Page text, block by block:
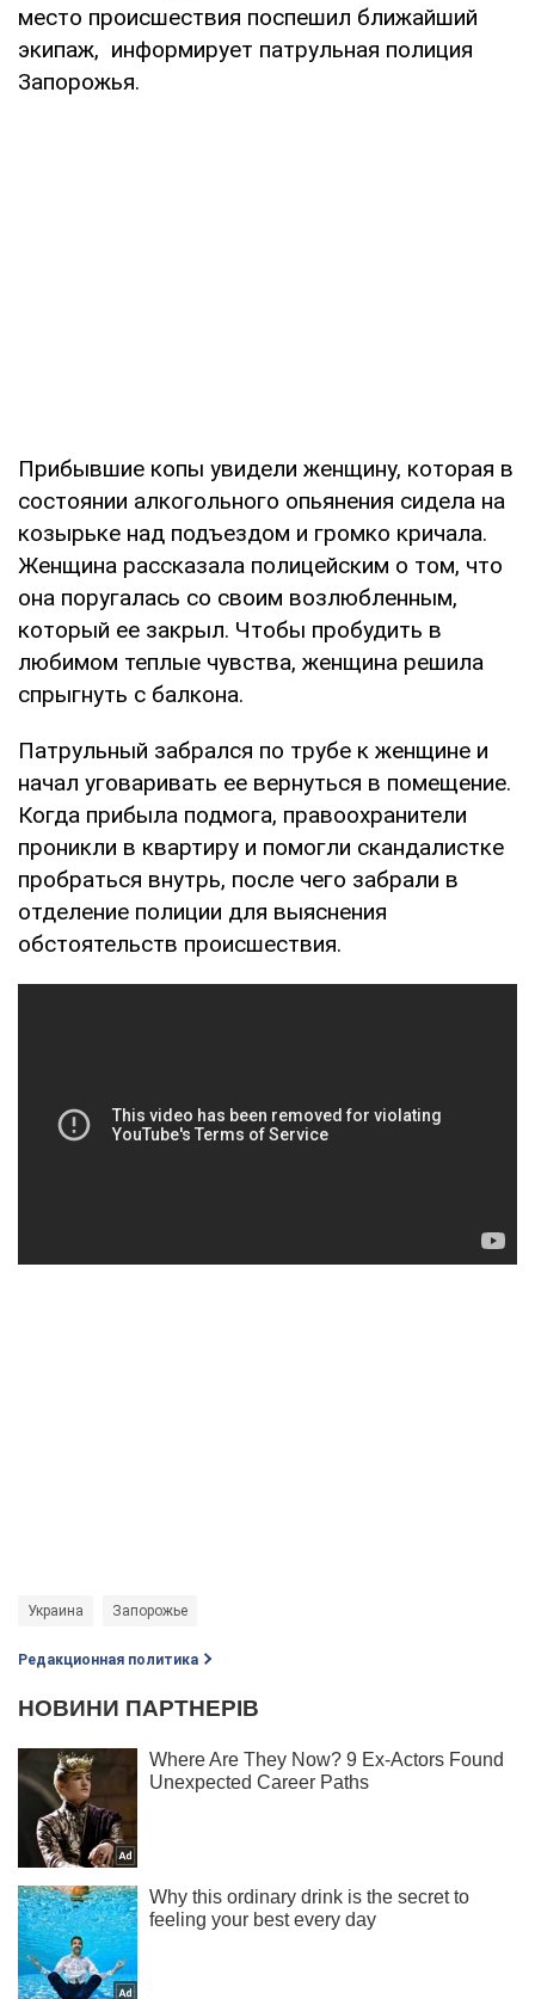
место происшествия поспешил ближайший
экипаж, информирует патрульная полиция
Запорожья.
Прибывшие копы увидели женщину, которая в
состоянии алкогольного опьянения сидела на
козырьке над подъездом и громко кричала.
Женщина рассказала полицейским о том, что
она поругалась со своим возлюбленным,
который ее закрыл. Чтобы пробудить в
любимом теплые чувства, женщина решила
спрыгнуть с балкона.
Патрульный забрался по трубе к женщине и
начал уговаривать ее вернуться в помещение.
Когда прибыла подмога, правоохранители
проникли в квартиру и помогли скандалистке
пробраться внутрь, после чего забрали в
отделение полиции для выяснения
обстоятельств происшествия.
Украина Запорожье
Редакционная политика